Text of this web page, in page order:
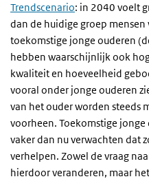
Mannen
Percentage
Het vóórkomen van
naar leeftijd en geslacht
Trendscenario: in 2040 voelt
dan de huidige groep mensen
toekomstige jonge ouderen
hebben waarschijnlijk ook
kwaliteit en hoeveelheid
vooral onder jonge ouderen
van het ouder worden steeds
voorheen. Toekomstige
vaker dan nu verwachten dat
verhelpen. Zowel de vraag
hierdoor veranderen, maar